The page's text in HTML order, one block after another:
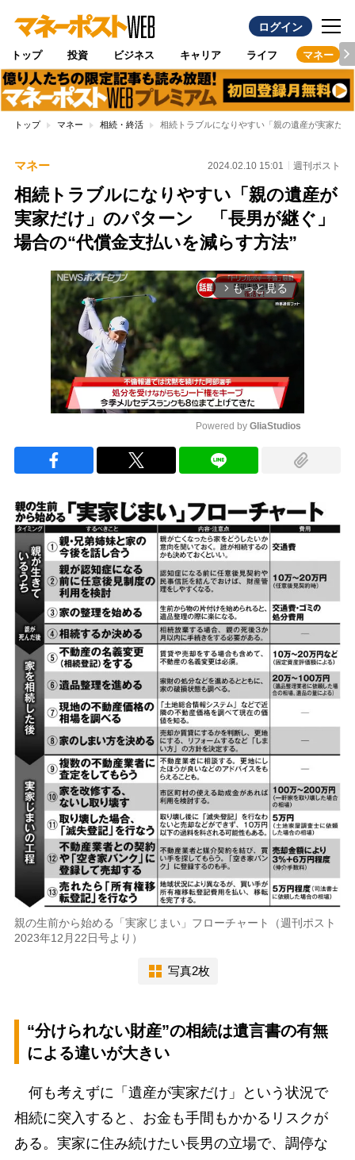
ログイン
トップ 投資 ビジネス キャリア ライフ マネー
トップ マネー 相続・終活 相続トラブルになりやすい「親の遺産が実家だ
マネー 2024.02.10 15:01 週刊ポスト
相続トラブルになりやすい「親の遺産が
実家だけ」のパターン 「長男が継ぐ」
場合の“代償金支払いを減らす方法”
arrow_forward_ios もっと見る
Powered by GliaStudios
親の生前から始める「実家じまい」フローチャート（週刊ポスト
2023年12月22日号より）
写真2枚
“分けられない財産”の相続は遺言書の有無
による違いが大きい
何も考えずに「遺産が実家だけ」という状況で
相続に突入すると、お金も手間もかかるリスクが
ある。実家に住み続けたい長男の立場で、調停な